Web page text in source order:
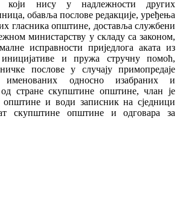
који нису у надлежности других
обавља послове редакције, уређења
гласника општине, доставља службени
министарству у складу са законом,
исправности приједлога аката из
иницијативе и пружа стручну помоћ,
послове у случају примопредаје
именованих односно изабраних и
стране скупштине општине, члан је
општине и води записник на сједници
скупштине општине и одговара за